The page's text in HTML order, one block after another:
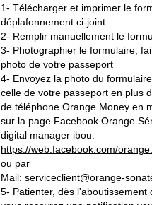
1- Télécharger et imprimer le
déplafonnement ci-joint
2- Remplir manuellement le
3- Photographier le formulaire,
photo de votre passeport
4- Envoyez la photo du
celle de votre passeport en plus
de téléphone Orange Money en
sur la page Facebook Orange
digital manager ibou.
https://web.facebook.com/
ou par
Mail: serviceclient@orange-
5- Patienter, dès l'aboutissement